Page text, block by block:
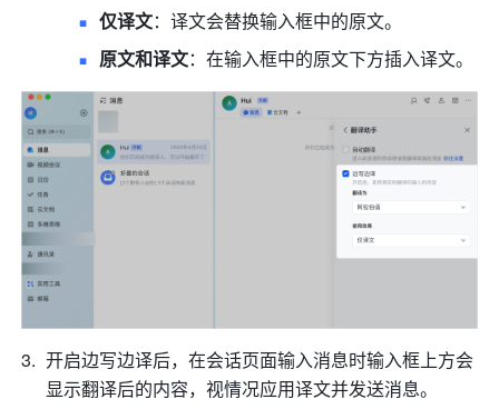
仅译文：译文会替换输入框中的原文。
原文和译文：在输入框中的原文下方插入译文。
开启边写边译后，在会话页面输入消息时输入框上方会
显示翻译后的内容，视情况应用译文并发送消息。